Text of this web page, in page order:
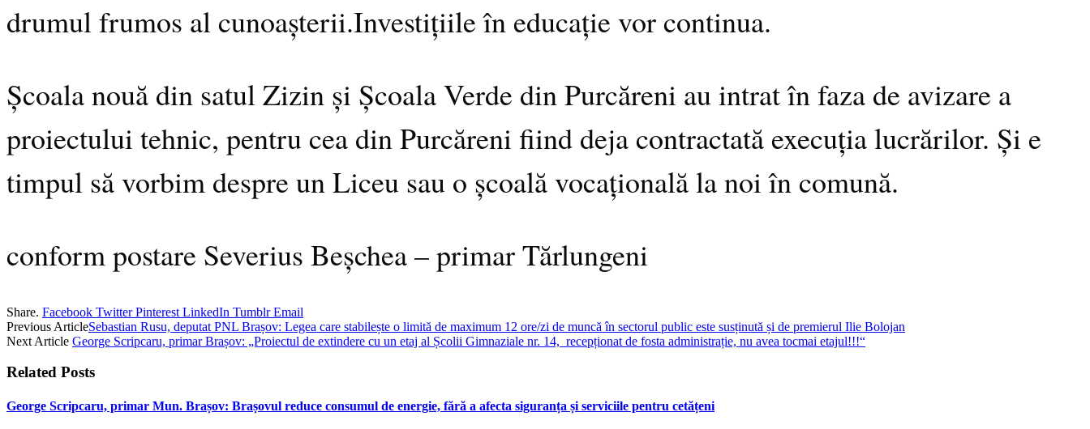
drumul frumos al cunoașterii.Investițiile în educație vor continua.
Școala nouă din satul Zizin și Școala Verde din Purcăreni au intrat în faza de avizare a
proiectului tehnic, pentru cea din Purcăreni fiind deja contractată execuția lucrărilor. Și e
timpul să vorbim despre un Liceu sau o școală vocațională la noi în comună.
conform postare Severius Beșchea – primar Tărlungeni
Share. Facebook Twitter Pinterest LinkedIn Tumblr Email
Previous ArticleSebastian Rusu, deputat PNL Brașov: Legea care stabilește o limită de maximum 12 ore/zi de muncă în sectorul public este susținută și de premierul Ilie Bolojan
Next Article George Scripcaru, primar Brașov: „Proiectul de extindere cu un etaj al Școlii Gimnaziale nr. 14, recepționat de fosta administrație, nu avea tocmai etajul!!!“
Related Posts
George Scripcaru, primar Mun. Brașov: Brașovul reduce consumul de energie, fără a afecta siguranța și serviciile pentru cetățeni